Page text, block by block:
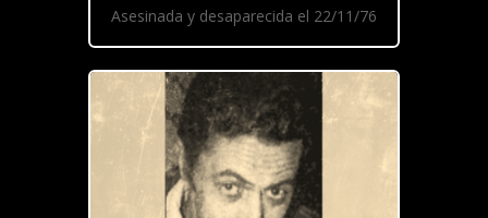
Asesinada y desaparecida el 22/11/76